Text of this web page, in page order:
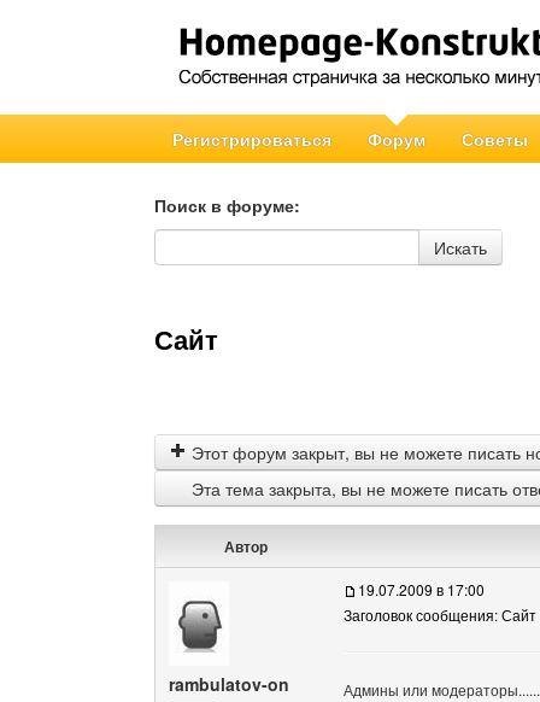
Регистрироваться Форум Советы
Поиск в форуме:
Поиск в форуме
Искать
Сайт
Этот форум закрыт, вы не можете писать
Эта тема закрыта, вы не можете писать
Автор
rambulatov-on
19.07.2009 в 17:00
Заголовок сообщения: Сайт
Админы или